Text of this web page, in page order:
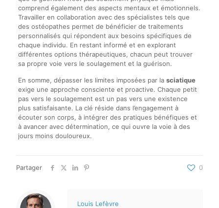
comprend également des aspects mentaux et émotionnels.
Travailler en collaboration avec des spécialistes tels que
des ostéopathes permet de bénéficier de traitements
personnalisés qui répondent aux besoins spécifiques de
chaque individu. En restant informé et en explorant
différentes options thérapeutiques, chacun peut trouver
sa propre voie vers le soulagement et la guérison.
En somme, dépasser les limites imposées par la sciatique
exige une approche consciente et proactive. Chaque petit
pas vers le soulagement est un pas vers une existence
plus satisfaisante. La clé réside dans l’engagement à
écouter son corps, à intégrer des pratiques bénéfiques et
à avancer avec détermination, ce qui ouvre la voie à des
jours moins douloureux.
Partager 0
Louis Lefèvre